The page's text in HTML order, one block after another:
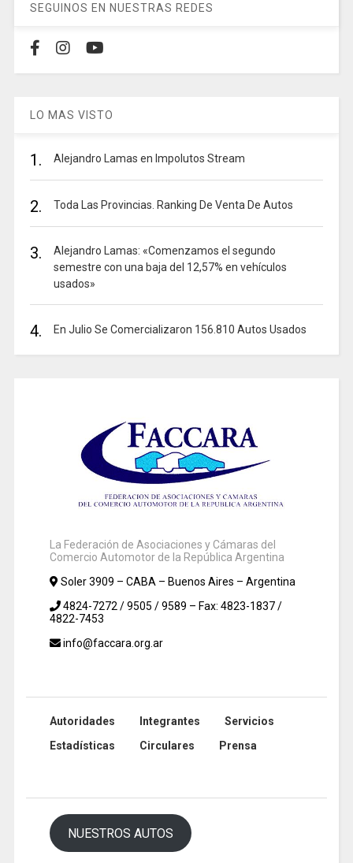
SEGUINOS EN NUESTRAS REDES
LO MAS VISTO
1. Alejandro Lamas en Impolutos Stream
2. Toda Las Provincias. Ranking De Venta De Autos
3.
Alejandro Lamas: «Comenzamos el segundo
semestre con una baja del 12,57% en vehículos
usados»
4. En Julio Se Comercializaron 156.810 Autos Usados
La Federación de Asociaciones y Cámaras del
Comercio Automotor de la República Argentina
Soler 3909 – CABA – Buenos Aires – Argentina
4824-7272 / 9505 / 9589 – Fax: 4823-1837 /
4822-7453
info@faccara.org.ar
Autoridades Integrantes
Servicios
Estadísticas
Circulares Prensa
NUESTROS AUTOS